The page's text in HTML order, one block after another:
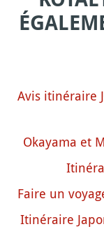
Avis itinéraire
Okayama et
Faire un
Itinéraire